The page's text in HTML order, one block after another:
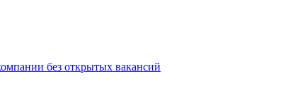
без открытых вакансий